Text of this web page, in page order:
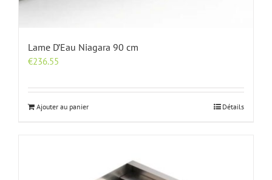
Lame D’Eau Niagara 90 cm
€236.55
Ajouter au panier Détails